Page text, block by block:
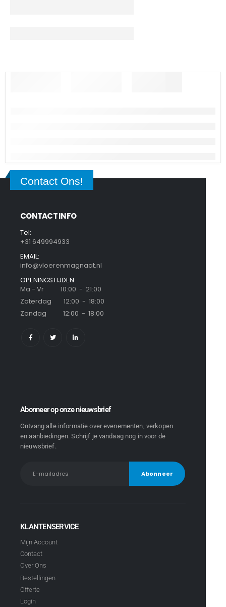
Contact Ons!
CONTACT INFO
Tel:
+31 649994933
EMAIL:
info@vloerenmagnaat.nl
OPENINGSTIJDEN
Ma - Vr 10:00 - 21:00
Zaterdag 12:00 - 18:00
Zondag 12:00 - 18:00
Abonneer op onze nieuwsbrief
Ontvang alle informatie over evenementen, verkopen
en aanbiedingen. Schrijf je vandaag nog in voor de
nieuwsbrief.
KLANTENSERVICE
Mijn Account
Contact
Over Ons
Bestellingen
Offerte
Login